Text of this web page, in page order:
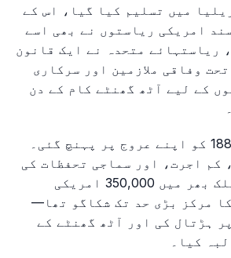
آسٹریلیا میں تسلیم کیا گیا، اس کے
امریکی ریاستوں نے بھی اسے
1868 تک، ریاستہائے متحدہ نے ایک قانون
وفاقی ملازمین اور سرکاری
کے لیے آٹھ گھنٹے کام کے دن
یہ تحریک 1 مئی 1886 کو اپنے عروج پر پہنچ گئی۔
کم اجرت، اور سماجی تحفظات کی
کمی سے تھک کر، ملک بھر میں 350,000 امریکی
مرکز بڑی حد تک شکاگو تھا—
ہڑتال کی اور آٹھ گھنٹے کے
کیا۔